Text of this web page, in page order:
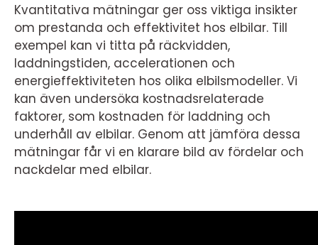
Kvantitativa mätningar ger oss viktiga insikter
om prestanda och effektivitet hos elbilar. Till
exempel kan vi titta på räckvidden,
laddningstiden, accelerationen och
energieffektiviteten hos olika elbilsmodeller. Vi
kan även undersöka kostnadsrelaterade
faktorer, som kostnaden för laddning och
underhåll av elbilar. Genom att jämföra dessa
mätningar får vi en klarare bild av fördelar och
nackdelar med elbilar.